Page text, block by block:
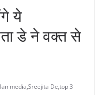
ये
डे ने वक्त से
media,Sreejita De,top 3